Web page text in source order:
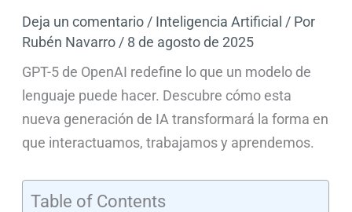
Deja un comentario/ Inteligencia Artificial / Por
Rubén Navarro/ 8 de agosto de 2025
GPT-5 de OpenAI redefine lo que un modelo de
lenguaje puede hacer. Descubre cómo esta
nueva generación de IA transformará la forma en
que interactuamos, trabajamos y aprendemos.
Table of Contents